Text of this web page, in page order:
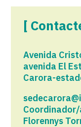
[
Avenida
avenida El
Carora-
Coordinador/
Florennys